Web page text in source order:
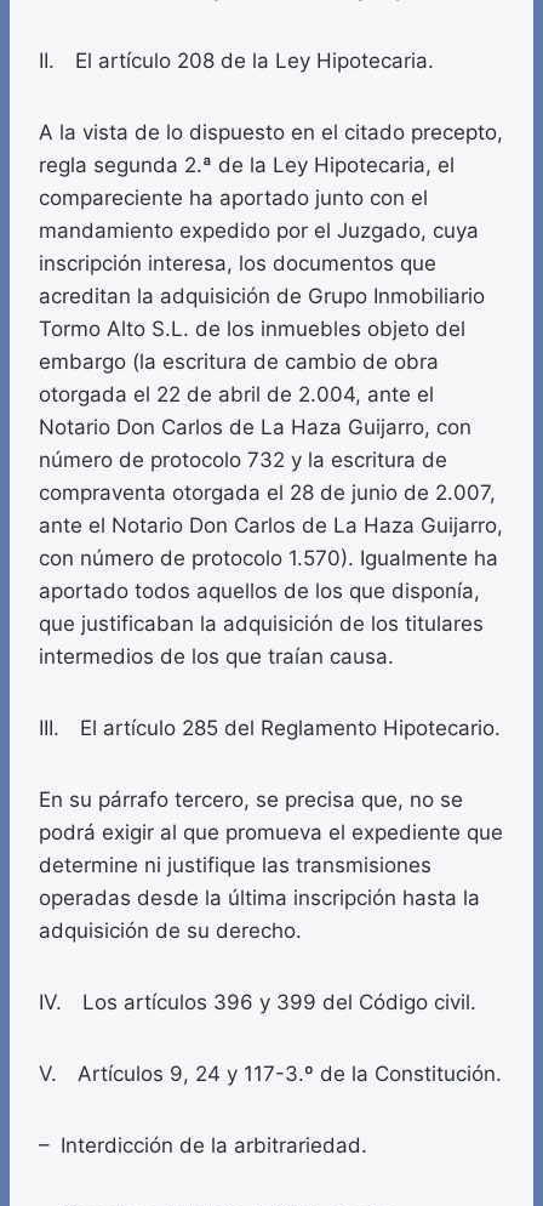
II. El artículo 208 de la Ley Hipotecaria.
A la vista de lo dispuesto en el citado precepto,
regla segunda 2.ª de la Ley Hipotecaria, el
compareciente ha aportado junto con el
mandamiento expedido por el Juzgado, cuya
inscripción interesa, los documentos que
acreditan la adquisición de Grupo Inmobiliario
Tormo Alto S.L. de los inmuebles objeto del
embargo (la escritura de cambio de obra
otorgada el 22 de abril de 2.004, ante el
Notario Don Carlos de La Haza Guijarro, con
número de protocolo 732 y la escritura de
compraventa otorgada el 28 de junio de 2.007,
ante el Notario Don Carlos de La Haza Guijarro,
con número de protocolo 1.570). Igualmente ha
aportado todos aquellos de los que disponía,
que justificaban la adquisición de los titulares
intermedios de los que traían causa.
III. El artículo 285 del Reglamento Hipotecario.
En su párrafo tercero, se precisa que, no se
podrá exigir al que promueva el expediente que
determine ni justifique las transmisiones
operadas desde la última inscripción hasta la
adquisición de su derecho.
IV. Los artículos 396 y 399 del Código civil.
V. Artículos 9, 24 y 117-3.º de la Constitución.
– Interdicción de la arbitrariedad.